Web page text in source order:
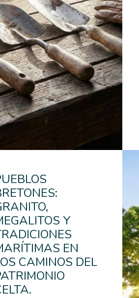
Y
EN
CAMINOS DEL